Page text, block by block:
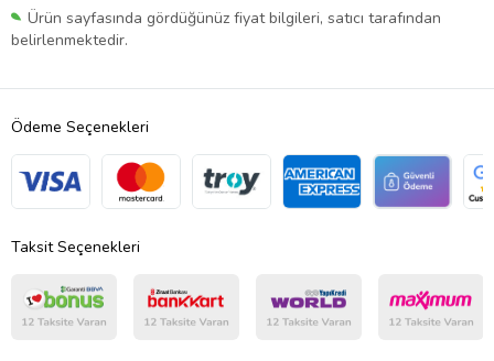
Ürün sayfasında gördüğünüz fiyat bilgileri, satıcı tarafından
belirlenmektedir.
Ödeme Seçenekleri
Taksit Seçenekleri